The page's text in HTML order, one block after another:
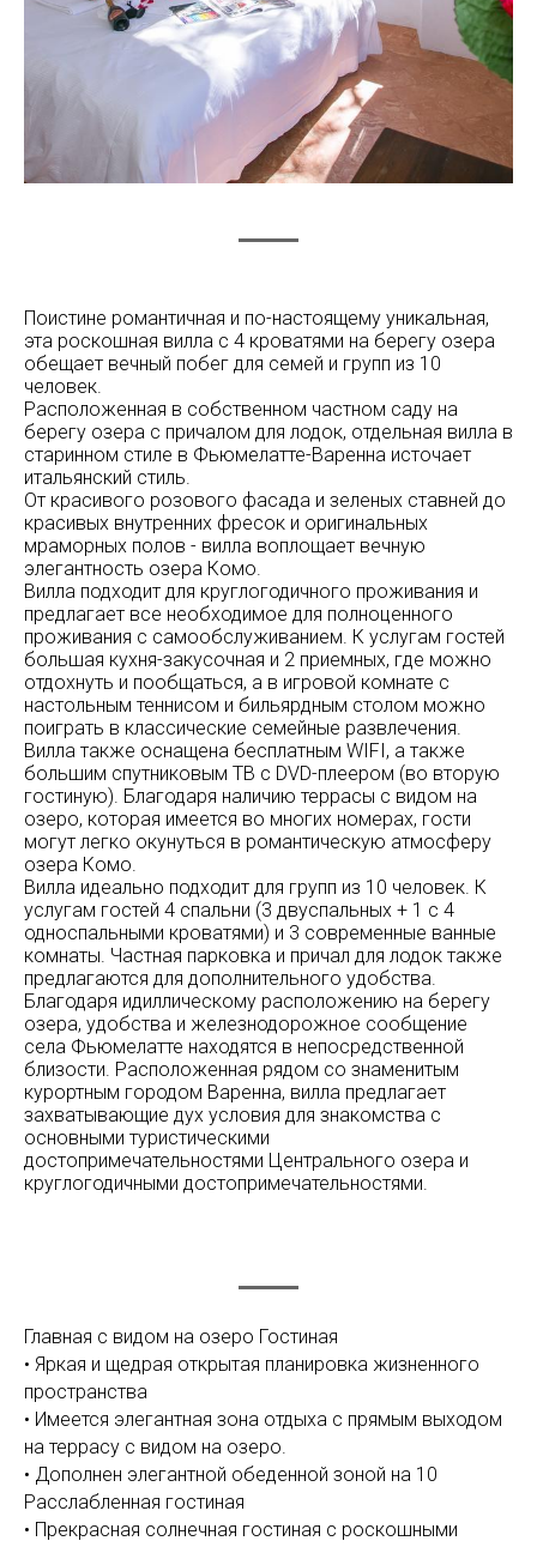
Поистине романтичная и по-настоящему уникальная,
эта роскошная вилла с 4 кроватями на берегу озера
обещает вечный побег для семей и групп из 10
человек.
Расположенная в собственном частном саду на
берегу озера с причалом для лодок, отдельная вилла в
старинном стиле в Фьюмелатте-Варенна источает
итальянский стиль.
От красивого розового фасада и зеленых ставней до
красивых внутренних фресок и оригинальных
мраморных полов - вилла воплощает вечную
элегантность озера Комо.
Вилла подходит для круглогодичного проживания и
предлагает все необходимое для полноценного
проживания с самообслуживанием. К услугам гостей
большая кухня-закусочная и 2 приемных, где можно
отдохнуть и пообщаться, а в игровой комнате с
настольным теннисом и бильярдным столом можно
поиграть в классические семейные развлечения.
Вилла также оснащена бесплатным WIFI, а также
большим спутниковым ТВ с DVD-плеером (во вторую
гостиную). Благодаря наличию террасы с видом на
озеро, которая имеется во многих номерах, гости
могут легко окунуться в романтическую атмосферу
озера Комо.
Вилла идеально подходит для групп из 10 человек. К
услугам гостей 4 спальни (3 двуспальных + 1 с 4
односпальными кроватями) и 3 современные ванные
комнаты. Частная парковка и причал для лодок также
предлагаются для дополнительного удобства.
Благодаря идиллическому расположению на берегу
озера, удобства и железнодорожное сообщение
села Фьюмелатте находятся в непосредственной
близости. Расположенная рядом со знаменитым
курортным городом Варенна, вилла предлагает
захватывающие дух условия для знакомства с
основными туристическими
достопримечательностями Центрального озера и
круглогодичными достопримечательностями.
Главная с видом на озеро Гостиная
• Яркая и щедрая открытая планировка жизненного
пространства
• Имеется элегантная зона отдыха с прямым выходом
на террасу с видом на озеро.
• Дополнен элегантной обеденной зоной на 10
Расслабленная гостиная
• Прекрасная солнечная гостиная с роскошными